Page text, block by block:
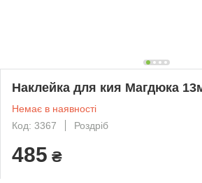
Наклейка для кия Магдюка
Немає в наявності
Код: 3367
Роздріб
485 ₴